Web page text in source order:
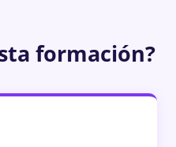
formación?